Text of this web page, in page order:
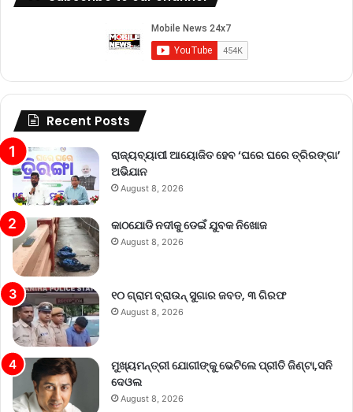
Recent Posts
ରାଜ୍ୟବ୍ୟାପୀ ଆୟୋଜିତ ହେବ ‘ଘରେ ଘରେ ତ୍ରିରଙ୍ଗା’
ଅଭିଯାନ
August 8, 2026
କାଠଯୋଡି ନଦୀକୁ ଡେଇଁ ଯୁବକ ନିଖୋଜ
August 8, 2026
୧୦ ଗ୍ରାମ ବ୍ରାଉନ୍ ସୁଗାର ଜବତ, ୩ ଗିରଫ
August 8, 2026
ମୁଖ୍ୟମନ୍ତ୍ରୀ ଯୋଗୀଙ୍କୁ ଭେଟିଲେ ପ୍ରୀତି ଜିଣ୍ଟା,ସନି
ଦେଓଲ
August 8, 2026